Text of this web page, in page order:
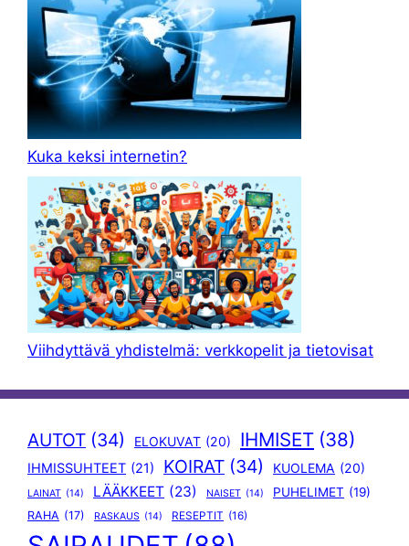
Kuka keksi internetin?
Viihdyttävä yhdistelmä: verkkopelit ja tietovisat
AUTOT (34) ELOKUVAT (20) IHMISET (38)
IHMISSUHTEET (21) KOIRAT (34) KUOLEMA (20)
LAINAT (14) LÄÄKKEET (23) NAISET (14) PUHELIMET (19)
RAHA (17) RASKAUS (14) RESEPTIT (16)